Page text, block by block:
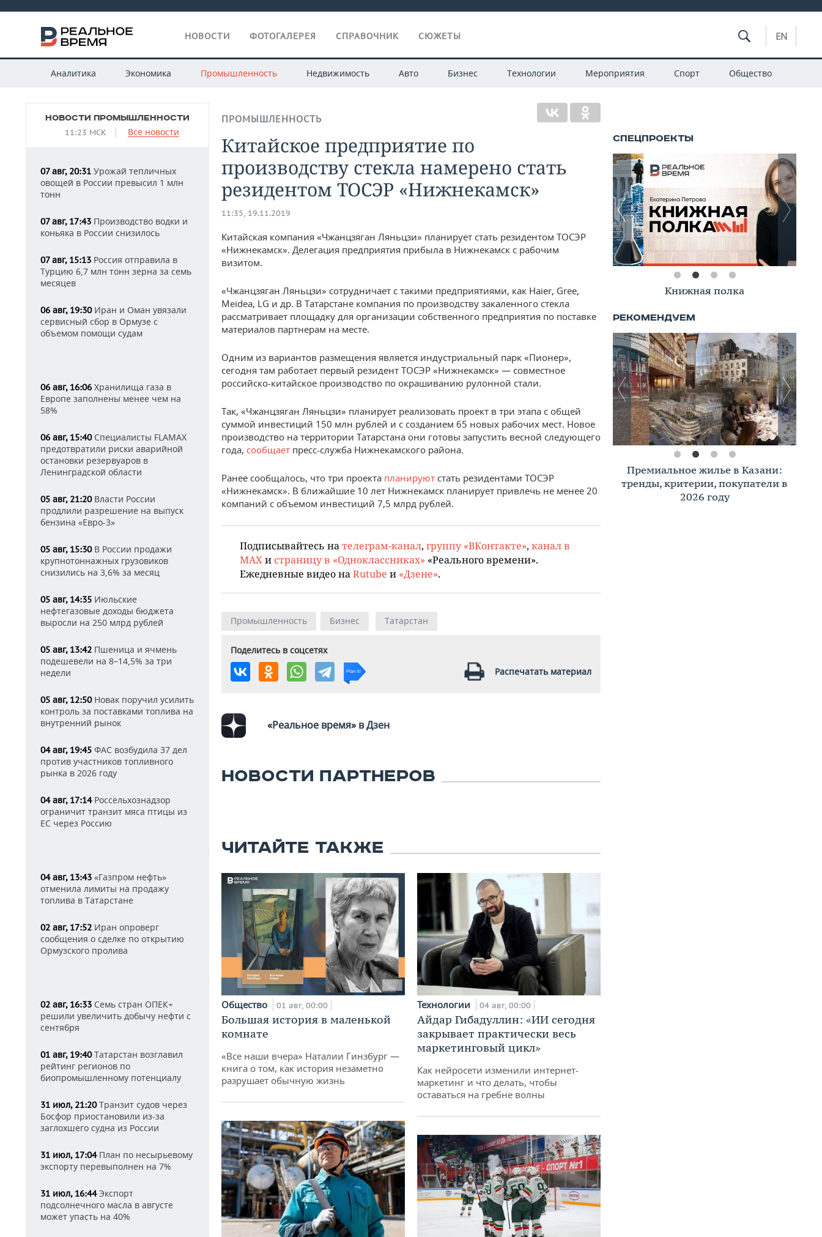
НОВОСТИ ФОТОГАЛЕРЕЯ СПРАВОЧНИК СЮЖЕТЫ EN
Аналитика Экономика Промышленность Недвижимость Авто Бизнес Технологии Мероприятия Спорт Общество
НОВОСТИ ПРОМЫШЛЕННОСТИ
11:23 МСК Все новости
07 авг, 20:31 Урожай тепличных
овощей в России превысил 1 млн
тонн
07 авг, 17:43 Производство водки и
коньяка в России снизилось
07 авг, 15:13 Россия отправила в
Турцию 6,7 млн тонн зерна за семь
месяцев
06 авг, 19:30Иран и Оман увязали
сервисный сбор в Ормузе с
объемом помощи судам
06 авг, 16:06 Хранилища газа в
Европе заполнены менее чем на
58%
06 авг, 15:40Специалисты FLAMAX
предотвратили риски аварийной
остановки резервуаров в
Ленинградской области
05 авг, 21:20Власти России
продлили разрешение на выпуск
бензина «Евро-3»
05 авг, 15:30В России продажи
крупнотоннажных грузовиков
снизились на 3,6% за месяц
05 авг, 14:35 Июльские
нефтегазовые доходы бюджета
выросли на 250 млрд рублей
05 авг, 13:42 Пшеница и ячмень
подешевели на 8–14,5% за три
недели
05 авг, 12:50Новак поручил усилить
контроль за поставками топлива на
внутренний рынок
04 авг, 19:45 ФАС возбудила 37 дел
против участников топливного
рынка в 2026 году
04 авг, 17:14Россельхознадзор
ограничит транзит мяса птицы из
ЕС через Россию
04 авг, 13:43 «Газпром нефть»
отменила лимиты на продажу
топлива в Татарстане
02 авг, 17:52 Иран опроверг
сообщения о сделке по открытию
Ормузского пролива
02 авг, 16:33 Семь стран ОПЕК+
решили увеличить добычу нефти с
сентября
01 авг, 19:40Татарстан возглавил
рейтинг регионов по
биопромышленному потенциалу
31 июл, 21:20Транзит судов через
Босфор приостановили из-за
заглохшего судна из России
31 июл, 17:04План по несырьевому
экспорту перевыполнен на 7%
31 июл, 16:44Экспорт
подсолнечного масла в августе
может упасть на 40%
ПРОМЫШЛЕННОСТЬ
Китайское предприятие по
производству стекла намерено стать
резидентом ТОСЭР «Нижнекамск»
11:35, 19.11.2019
Китайская компания «Чжанцзяган Ляньцзи» планирует стать резидентом ТОСЭР
«Нижнекамск». Делегация предприятия прибыла в Нижнекамск с рабочим
визитом.
«Чжанцзяган Ляньцзи» сотрудничает с такими предприятиями, как Haier, Gree,
Meidea, LG и др. В Татарстане компания по производству закаленного стекла
рассматривает площадку для организации собственного предприятия по поставке
материалов партнерам на месте.
Одним из вариантов размещения является индустриальный парк «Пионер»,
сегодня там работает первый резидент ТОСЭР «Нижнекамск» — совместное
российско-китайское производство по окрашиванию рулонной стали.
Так, «Чжанцзяган Ляньцзи» планирует реализовать проект в три этапа с общей
суммой инвестиций 150 млн рублей и с созданием 65 новых рабочих мест. Новое
производство на территории Татарстана они готовы запустить весной следующего
года, сообщает пресс-служба Нижнекамского района.
Ранее сообщалось, что три проекта планируют стать резидентами ТОСЭР
«Нижнекамск». В ближайшие 10 лет Нижнекамск планирует привлечь не менее 20
компаний с объемом инвестиций 7,5 млрд рублей.
Подписывайтесь на телеграм-канал, группу «ВКонтакте», канал в
MAX и страницу в «Одноклассниках» «Реального времени».
Ежедневные видео на Rutube и «Дзене».
Промышленность Бизнес Татарстан
Поделитесь в соцсетях
Распечатать материал
«Реальное время» в Дзен
НОВОСТИ ПАРТНЕРОВ
ЧИТАЙТЕ ТАКЖЕ
Общество 01 авг, 00:00
Большая история в маленькой
комнате
«Все наши вчера» Наталии Гинзбург —
книга о том, как история незаметно
разрушает обычную жизнь
Технологии 04 авг, 00:00
Айдар Гибадуллин: «ИИ сегодня
закрывает практически весь
маркетинговый цикл»
Как нейросети изменили интернет-
маркетинг и что делать, чтобы
оставаться на гребне волны
Книжная полка
Премиальное жилье в Казани:
тренды, критерии, покупатели в
2026 году